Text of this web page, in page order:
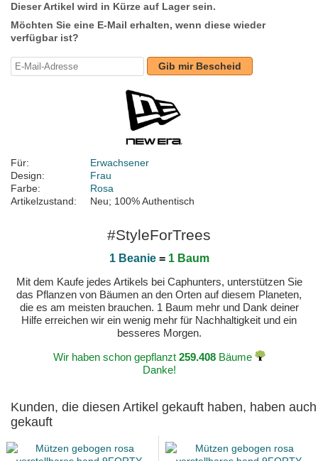
Dieser Artikel wird in Kürze auf Lager sein.
Möchten Sie eine E-Mail erhalten, wenn diese wieder
verfügbar ist?
Gib mir Bescheid
Für:
Erwachsener
Design:
Frau
Farbe:
Rosa
Artikelzustand:
Neu; 100% Authentisch
#StyleForTrees
1 Beanie= 1 Baum
Mit dem Kaufe jedes Artikels bei Caphunters, unterstützen Sie
das Pflanzen von Bäumen an den Orten auf diesem Planeten,
die es am meisten brauchen. 1 Baum mehr und Dank deiner
Hilfe erreichen wir ein wenig mehr für Nachhaltigkeit und ein
besseres Morgen.
Wir haben schon gepflanzt 259.408Bäume
Danke!
Kunden, die diesen Artikel gekauft haben, haben auch
gekauft